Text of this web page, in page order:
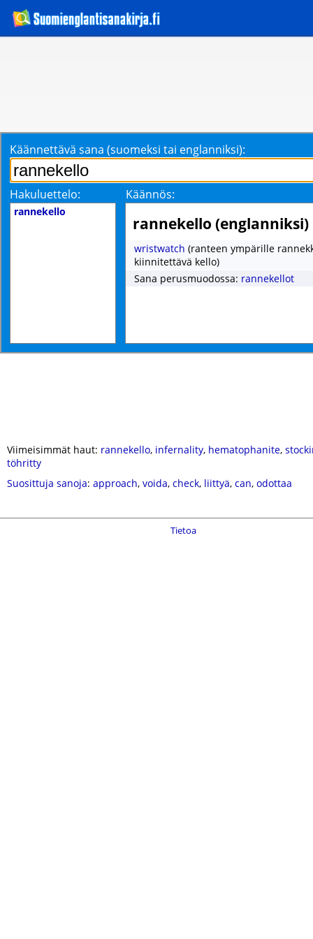
Käännettävä sana (suomeksi tai englanniksi):
Hakuluettelo: Käännös:
rannekello
rannekello (englanniksi)
wristwatch (ranteen ympärille
kiinnitettävä kello)
Sana perusmuodossa: rannekellot
Viimeisimmät haut: rannekello, infernality, hematophanite,
töhritty
Suosittuja sanoja: approach, voida, check, liittyä, can, odottaa
Tietoa